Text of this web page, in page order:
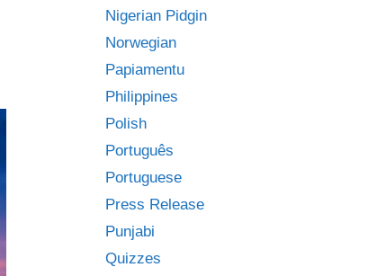
Nigerian Pidgin
Norwegian
Papiamentu
Philippines
Polish
Português
Portuguese
Press Release
Punjabi
Quizzes